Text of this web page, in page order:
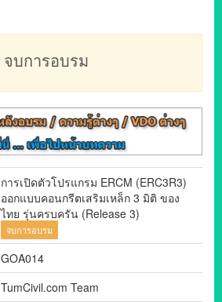
จบการอบรม
การเปิดตัวโปรแกรม ERCM (ERC3R3)
ออกแบบคอนกรีตเสริมเหล็ก 3 มิติ ของ
ไทย รุ่นครบครัน (Release 3)
จบการอบรม
GOA014
TumCivil.com Team